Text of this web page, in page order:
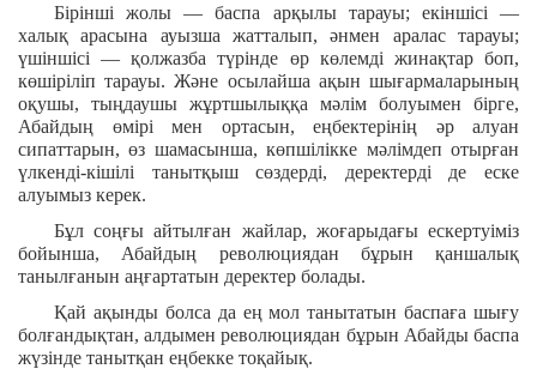
Бірінші жолы — баспа арқылы тарауы; екіншісі —
халық арасына ауызша жатталып, әнмен аралас тарауы;
үшіншісі — қолжазба түрінде өр көлемді жинақтар боп,
көшіріліп тарауы. Және осылайша ақын шығармаларының
оқушы, тыңдаушы жұртшылыққа мәлім болуымен бірге,
Абайдың өмірі мен ортасын, еңбектерінің әр алуан
сипаттарын, өз шамасынша, көпшілікке мәлімдеп отырған
үлкенді-кішілі танытқыш сөздерді, деректерді де еске
алуымыз керек.
Бұл соңғы айтылған жайлар, жоғарыдағы ескертуіміз
бойынша, Абайдың революциядан бұрын қаншалық
танылғанын аңғартатын деректер болады.
Қай ақынды болса да ең мол танытатын баспаға шығу
болғандықтан, алдымен революциядан бұрын Абайды баспа
жүзінде танытқан еңбекке тоқайық.